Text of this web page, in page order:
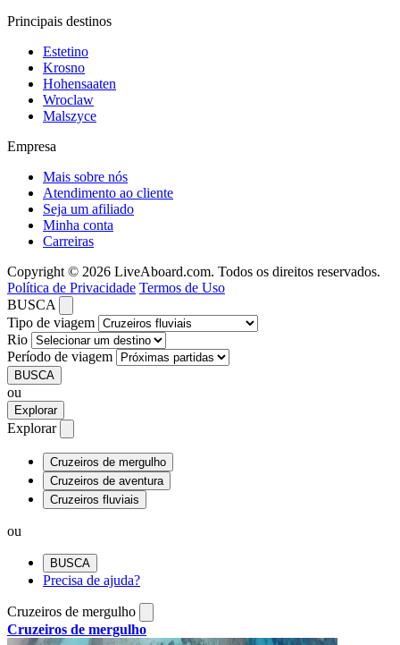
Principais destinos
Estetino
Krosno
Hohensaaten
Wroclaw
Malszyce
Empresa
Mais sobre nós
Atendimento ao cliente
Seja um afiliado
Minha conta
Carreiras
Copyright © 2026 LiveAboard.com. Todos os direitos reservados.
Política de Privacidade Termos de Uso
BUSCA
Tipo de viagem
Rio
Período de viagem
BUSCA
ou
Explorar
Explorar
Cruzeiros de mergulho
Cruzeiros de aventura
Cruzeiros fluviais
ou
BUSCA
Precisa de ajuda?
Cruzeiros de mergulho
Cruzeiros de mergulho